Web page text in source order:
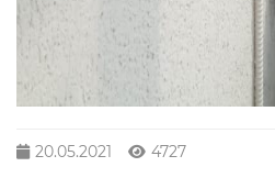
20.05.2021 4727